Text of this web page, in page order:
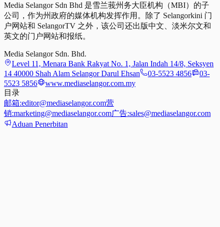
Media Selangor Sdn Bhd 是雪兰莪州务大臣机构（MBI）的子
公司，作为州政府的媒体机构发挥作用。除了 Selangorkini 门
户网站和 SelangorTV 之外，该公司还出版中文、淡米尔文和
英文的门户网站和报纸。
Media Selangor Sdn. Bhd.
Level 11, Menara Bank Rakyat No. 1, Jalan Indah 14/8, Seksyen
14 40000 Shah Alam Selangor Darul Ehsan
03-5523 4856
03-
5523 5856
www.mediaselangor.com.my
目录
邮箱:editor@mediaselangor.com营
销:marketing@mediaselangor.com广告:sales@mediaselangor.com
Aduan Penerbitan